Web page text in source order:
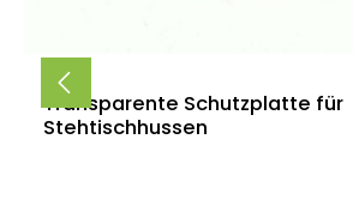
Transparente Schutzplatte für
Stehtischhussen